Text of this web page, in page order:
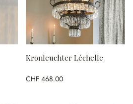
Kronleuchter Léchelle
CHF 468.00